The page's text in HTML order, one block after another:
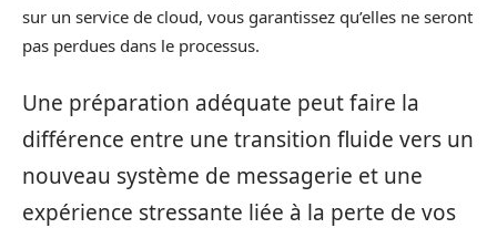
sur un service de cloud, vous garantissez qu’elles ne seront
pas perdues dans le processus.
Une préparation adéquate peut faire la
différence entre une transition fluide vers un
nouveau système de messagerie et une
expérience stressante liée à la perte de vos